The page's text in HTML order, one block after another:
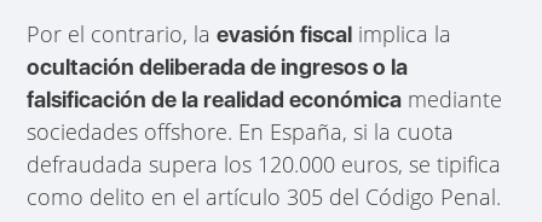
Por el contrario, laevasión fiscal implica la
ocultación deliberada de ingresos o la
falsificación de la realidad económica mediante
sociedades offshore. En España, si la cuota
defraudada supera los 120.000 euros, se tipifica
como delito en el artículo 305 del Código Penal.